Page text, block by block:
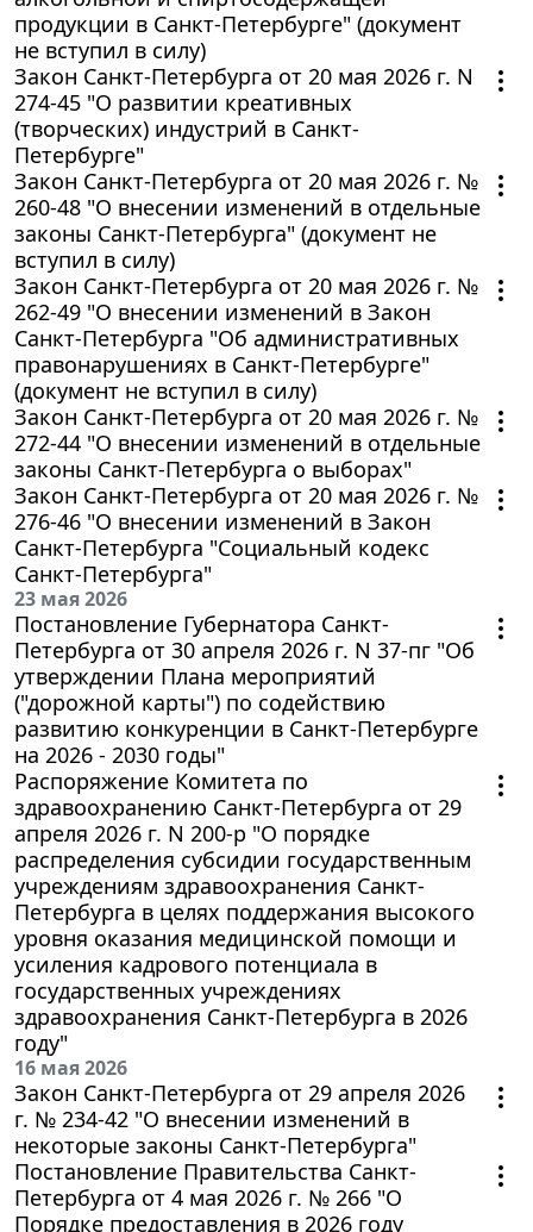
продукции в Санкт-Петербурге" (документ
не вступил в силу)
Закон Санкт-Петербурга от 20 мая 2026 г. N
274-45 "О развитии креативных
(творческих) индустрий в Санкт-
Петербурге"
Закон Санкт-Петербурга от 20 мая 2026 г. №
260-48 "О внесении изменений в отдельные
законы Санкт-Петербурга" (документ не
вступил в силу)
Закон Санкт-Петербурга от 20 мая 2026 г. №
262-49 "О внесении изменений в Закон
Санкт-Петербурга "Об административных
правонарушениях в Санкт-Петербурге"
(документ не вступил в силу)
Закон Санкт-Петербурга от 20 мая 2026 г. №
272-44 "О внесении изменений в отдельные
законы Санкт-Петербурга о выборах"
Закон Санкт-Петербурга от 20 мая 2026 г. №
276-46 "О внесении изменений в Закон
Санкт-Петербурга "Социальный кодекс
Санкт-Петербурга"
23 мая 2026
Постановление Губернатора Санкт-
Петербурга от 30 апреля 2026 г. N 37-пг "Об
утверждении Плана мероприятий
("дорожной карты") по содействию
развитию конкуренции в Санкт-Петербурге
на 2026 - 2030 годы"
Распоряжение Комитета по
здравоохранению Санкт-Петербурга от 29
апреля 2026 г. N 200-р "О порядке
распределения субсидии государственным
учреждениям здравоохранения Санкт-
Петербурга в целях поддержания высокого
уровня оказания медицинской помощи и
усиления кадрового потенциала в
государственных учреждениях
здравоохранения Санкт-Петербурга в 2026
году"
16 мая 2026
Закон Санкт-Петербурга от 29 апреля 2026
г. № 234-42 "О внесении изменений в
некоторые законы Санкт-Петербурга"
Постановление Правительства Санкт-
Петербурга от 4 мая 2026 г. № 266 "О
Порядке предоставления в 2026 году